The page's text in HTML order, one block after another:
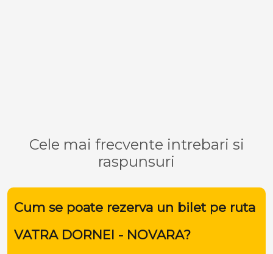
Cele mai frecvente intrebari si
raspunsuri
Cum se poate rezerva un bilet pe ruta
VATRA DORNEI - NOVARA?